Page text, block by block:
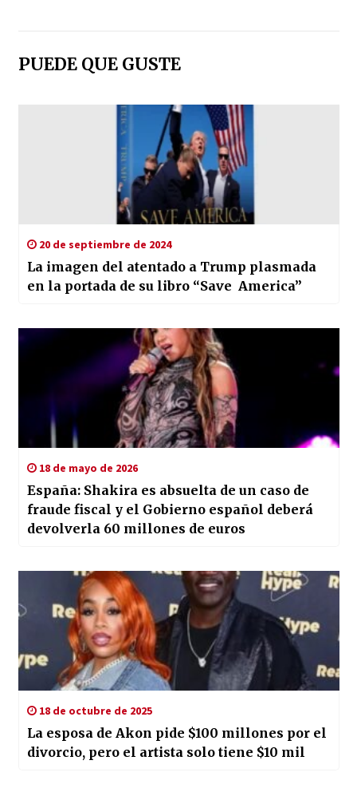
PUEDE QUE GUSTE
20 de septiembre de 2024
La imagen del atentado a Trump plasmada
en la portada de su libro “Save America”
18 de mayo de 2026
España: Shakira es absuelta de un caso de
fraude fiscal y el Gobierno español deberá
devolverla 60 millones de euros
18 de octubre de 2025
La esposa de Akon pide $100 millones por el
divorcio, pero el artista solo tiene $10 mil